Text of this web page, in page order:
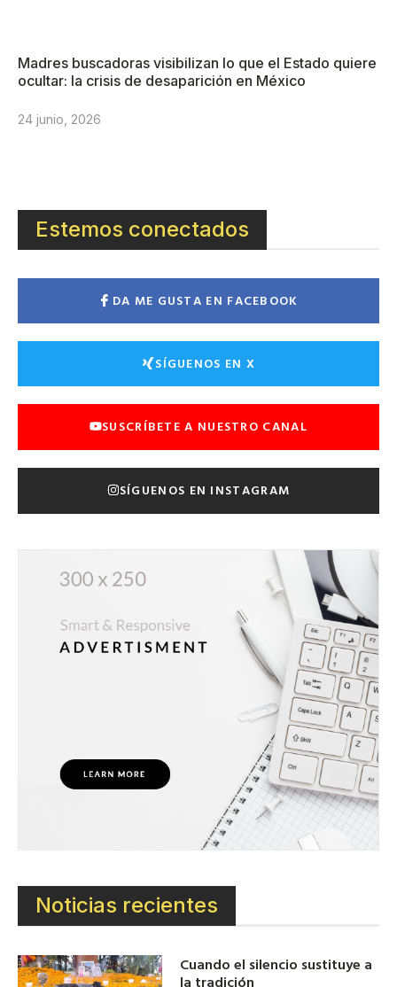
Madres buscadoras visibilizan lo que el Estado quiere
ocultar: la crisis de desaparición en México
24 junio, 2026
Estemos conectados
DA ME GUSTA EN FACEBOOK
SÍGUENOS EN X
SUSCRÍBETE A NUESTRO CANAL
SÍGUENOS EN INSTAGRAM
Noticias recientes
Cuando el silencio sustituye a
la tradición